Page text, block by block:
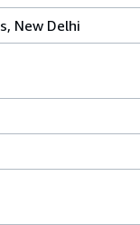
New Delhi